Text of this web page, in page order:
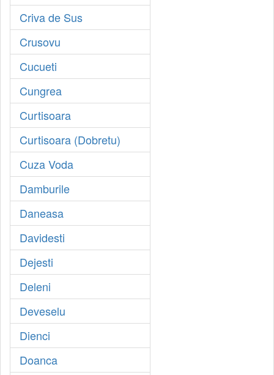
Criva de Sus
Crusovu
Cucueti
Cungrea
Curtisoara
Curtisoara (Dobretu)
Cuza Voda
Damburile
Daneasa
Davidesti
Dejesti
Deleni
Deveselu
Dienci
Doanca